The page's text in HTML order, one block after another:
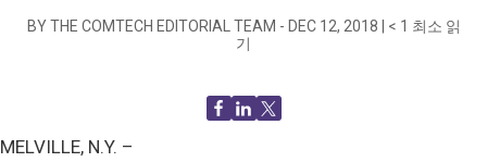
BY THE COMTECH EDITORIAL TEAM - DEC 12, 2018 < 1 최소 읽
기
MELVILLE, N.Y. –